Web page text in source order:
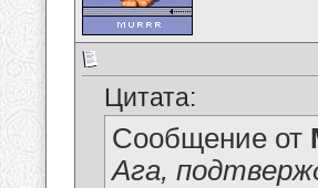
Цитата:
Сообщение от
Ага,